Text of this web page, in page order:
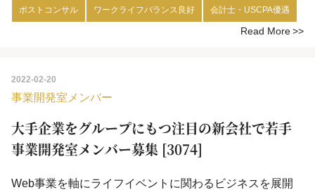
ポストコンサル ワークライフバランス良好 会計士・USCPA優遇
Read More
2022-02-20
事業開発室メンバー
大手企業をグループにもつ注目の新会社で若手
事業開発室メンバー募集 [3074]
Web事業を軸にライフイベントに関わるビジネスを展開